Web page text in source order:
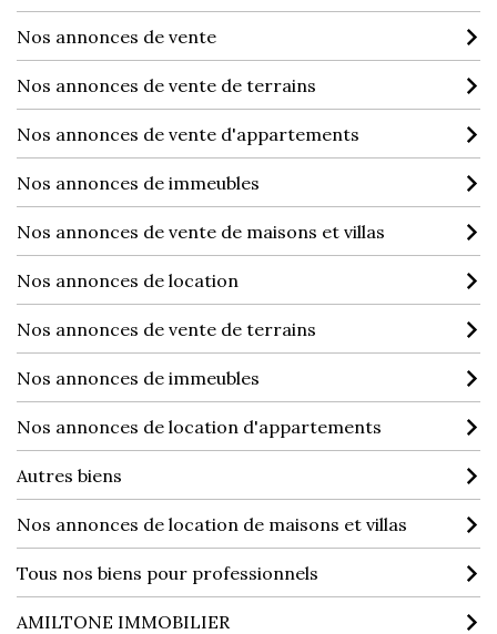
Nos annonces de vente
Nos annonces de vente de terrains
Nos annonces de vente d'appartements
Nos annonces de immeubles
Nos annonces de vente de maisons et villas
Nos annonces de location
Nos annonces de vente de terrains
Nos annonces de immeubles
Nos annonces de location d'appartements
Autres biens
Nos annonces de location de maisons et villas
Tous nos biens pour professionnels
AMILTONE IMMOBILIER